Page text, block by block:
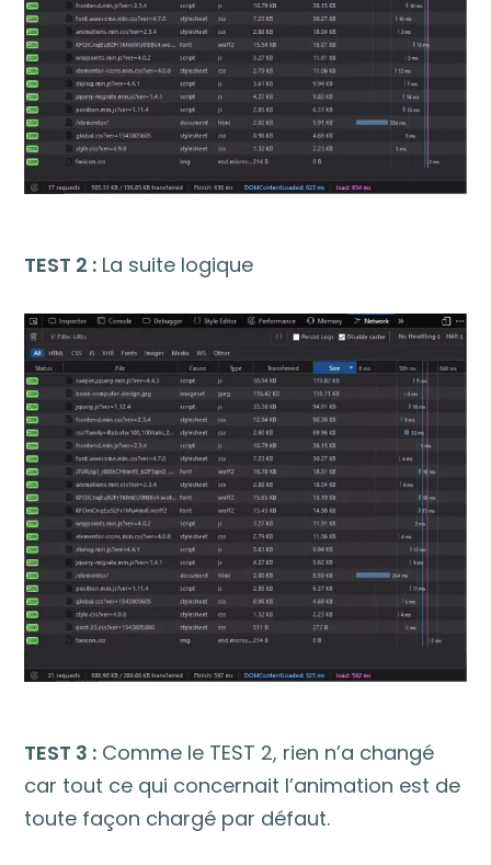
TEST 2 : La suite logique
TEST 3 : Comme le TEST 2, rien n’a changé
car tout ce qui concernait l’animation est de
toute façon chargé par défaut.